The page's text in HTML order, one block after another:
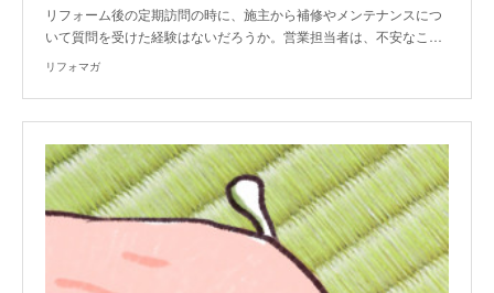
リフォーム後の定期訪問の時に、施主から補修やメンテナンスにつ
いて質問を受けた経験はないだろうか。営業担当者は、不安なこ…
リフォマガ